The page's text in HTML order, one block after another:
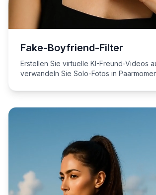
Fake-Boyfriend-Filter
Erstellen Sie virtuelle KI-Freund-Videos
verwandeln Sie Solo-Fotos in